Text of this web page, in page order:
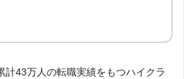
計43万人の転職実績をもつハイクラ